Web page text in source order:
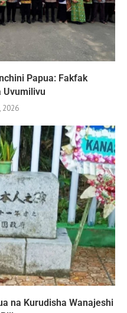
Papua: Fakfak
Uvumilivu
2026
na Kurudisha Wanajeshi